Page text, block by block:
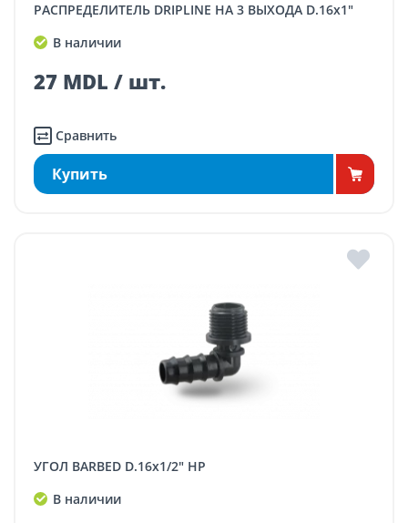
РАСПРЕДЕЛИТЕЛЬ DRIPLINE НА 3 ВЫХОДА D.16x1"
В наличии
27 MDL / шт.
Сравнить
Купить
УГОЛ BARBED D.16x1/2" НР
В наличии